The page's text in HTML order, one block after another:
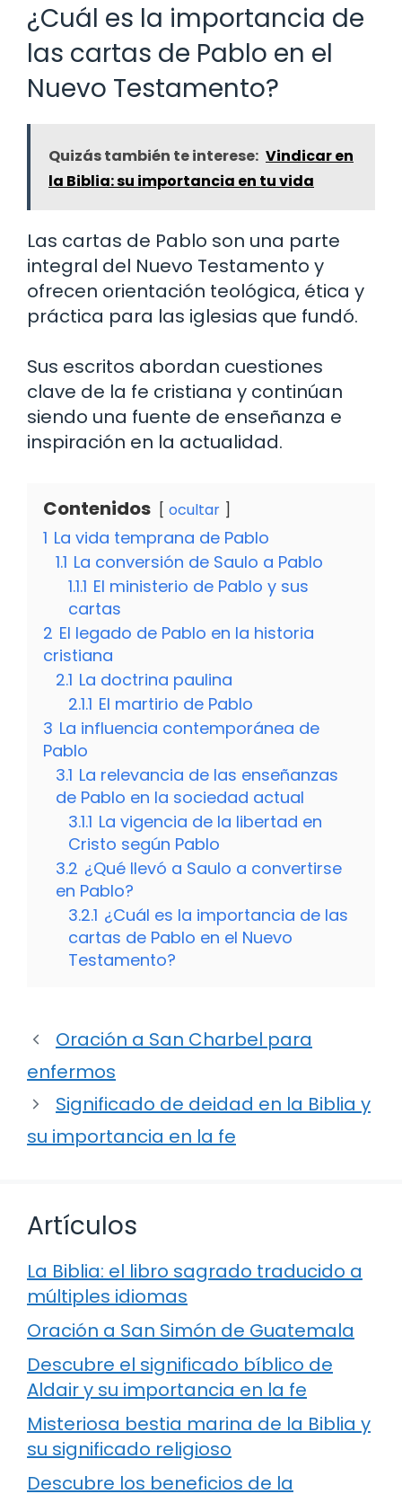
¿Cuál es la importancia de
las cartas de Pablo en el
Nuevo Testamento?
Quizás también te interese: Vindicar en
la Biblia: su importancia en tu vida
Las cartas de Pablo son una parte
integral del Nuevo Testamento y
ofrecen orientación teológica, ética y
práctica para las iglesias que fundó.
Sus escritos abordan cuestiones
clave de la fe cristiana y continúan
siendo una fuente de enseñanza e
inspiración en la actualidad.
Contenidos ocultar
1 La vida temprana de Pablo
1.1 La conversión de Saulo a Pablo
1.1.1 El ministerio de Pablo y sus
cartas
2 El legado de Pablo en la historia
cristiana
2.1 La doctrina paulina
2.1.1 El martirio de Pablo
3 La influencia contemporánea de
Pablo
3.1 La relevancia de las enseñanzas
de Pablo en la sociedad actual
3.1.1 La vigencia de la libertad en
Cristo según Pablo
3.2 ¿Qué llevó a Saulo a convertirse
en Pablo?
3.2.1 ¿Cuál es la importancia de las
cartas de Pablo en el Nuevo
Testamento?
Oración a San Charbel para
enfermos
Significado de deidad en la Biblia y
su importancia en la fe
Artículos
La Biblia: el libro sagrado traducido a
múltiples idiomas
Oración a San Simón de Guatemala
Descubre el significado bíblico de
Aldair y su importancia en la fe
Misteriosa bestia marina de la Biblia y
su significado religioso
Descubre los beneficios de la